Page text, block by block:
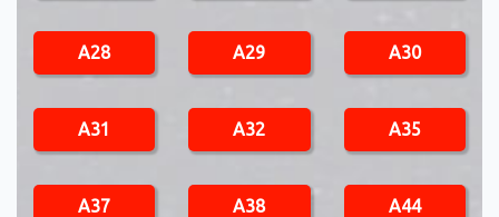
A28 A29 A30
A31 A32 A35
A37 A38 A44